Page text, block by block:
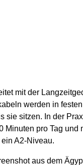
mit der
werden in
sie sitzen. In der
Minuten pro Tag und
A2-Niveau.